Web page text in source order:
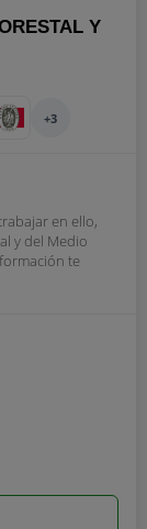
Y
+3
en ello,
y del Medio
te